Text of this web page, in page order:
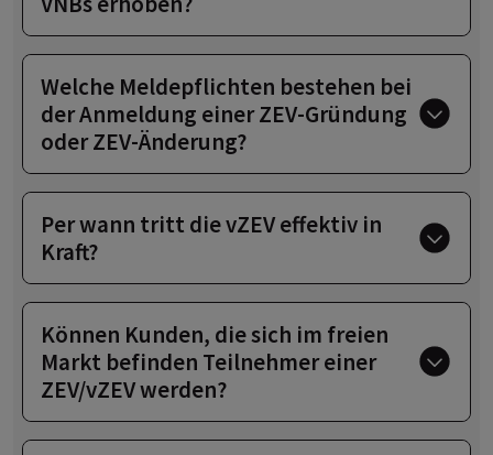
Welche Meldepflichten bestehen bei
der Anmeldung einer ZEV-Gründung
oder ZEV-Änderung?
Per wann tritt die vZEV effektiv in
Kraft?
Können Kunden, die sich im freien
Markt befinden Teilnehmer einer
ZEV/vZEV werden?